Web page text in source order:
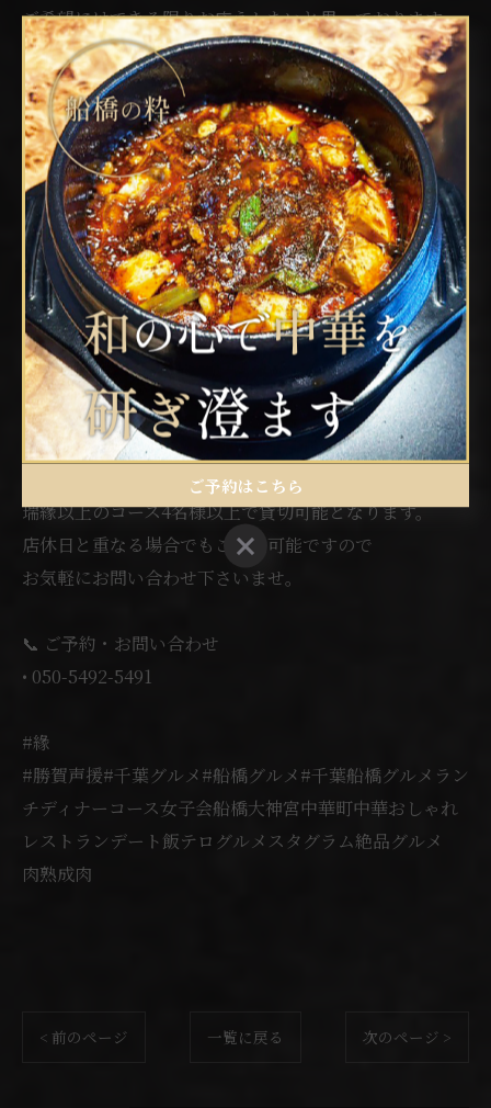
ご希望にはできる限りお応えしたいと思っております
が、種類によってはご用意が難しい場合もございます。
まずは一度、お気軽にご相談くださいませ。
特別な日のサプライズに、ぜひご利用ください。
ご予約・ご相談はDMまたはお電話にて承ります。
⚠️スケジュールが変更する場合がございます。
Instagramにて随時更新致しますが
営業日のご確認はお電話、もしくはGoogleマップよりご
確認ください。
🍽️ ご予約・貸切について
• 令和8年1月より貸切条件が変更します。
瑞緣以上のコース4名様以上で貸切可能となります。
店休日と重なる場合でもご相談可能ですので
お気軽にお問い合わせ下さいませ。
📞 ご予約・お問い合わせ
• 050-5492-5491
#緣
#勝賀声援#千葉グルメ#船橋グルメ#千葉船橋グルメラン
チディナーコース女子会船橋大神宮中華町中華おしゃれ
レストランデート飯テログルメスタグラム絶品グルメ
肉熟成肉
< 前のページ 一覧に戻る 次のページ >
ご予約はこちら
ご予約はこちら